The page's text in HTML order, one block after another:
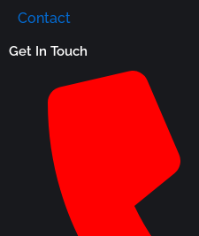
Contact
Get In Touch